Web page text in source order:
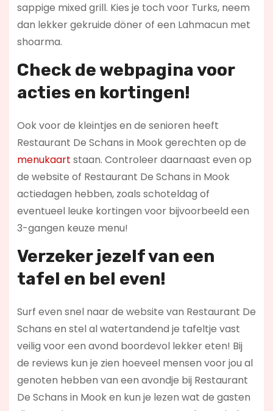
sappige mixed grill. Kies je toch voor Turks, neem
dan lekker gekruide döner of een Lahmacun met
shoarma.
Check de webpagina voor
acties en kortingen!
Ook voor de kleintjes en de senioren heeft
Restaurant De Schans in Mook gerechten op de
menukaart staan. Controleer daarnaast even op
de website of Restaurant De Schans in Mook
actiedagen hebben, zoals schoteldag of
eventueel leuke kortingen voor bijvoorbeeld een
3-gangen keuze menu!
Verzeker jezelf van een
tafel en bel even!
Surf even snel naar de website van Restaurant De
Schans en stel al watertandend je tafeltje vast
veilig voor een avond boordevol lekker eten! Bij
de reviews kun je zien hoeveel mensen voor jou al
genoten hebben van een avondje bij Restaurant
De Schans in Mook en kun je lezen wat de gasten